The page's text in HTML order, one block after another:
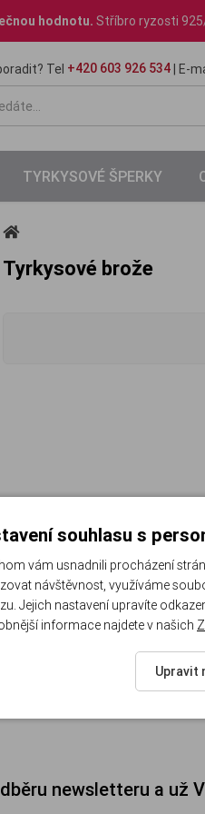
hodnotu.Stříbro ryzosti
Tel +420 603 926 534| E-
TYRKYSOVÉ ŠPERKY
Tyrkysové brože
newsletteru a už
souhlasu s
vám usnadnili procházení
návštěvnost, využíváme
Jejich nastavení upravíte
informace najdete v našich
Upravit